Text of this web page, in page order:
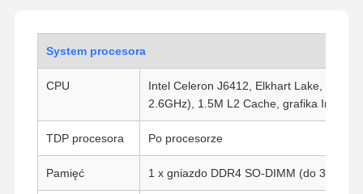
System procesora
CPU
Intel Celeron J6412, Elkhart Lake, 4
2.6GHz), 1.5M L2 Cache, grafika Intel
TDP procesora Po procesorze
Pamięć 1 x gniazdo DDR4 SO-DIMM (do 32G)